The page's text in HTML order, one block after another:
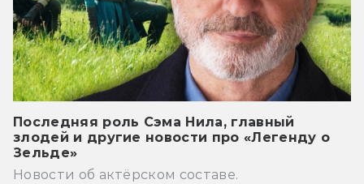
Последняя роль Сэма Нила, главный
злодей и другие новости про «Легенду о
Зельде»
Новости об актёрском составе.